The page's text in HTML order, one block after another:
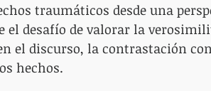
traumáticos desde una
el desafío de valorar la
el discurso, la contrastación
hechos.